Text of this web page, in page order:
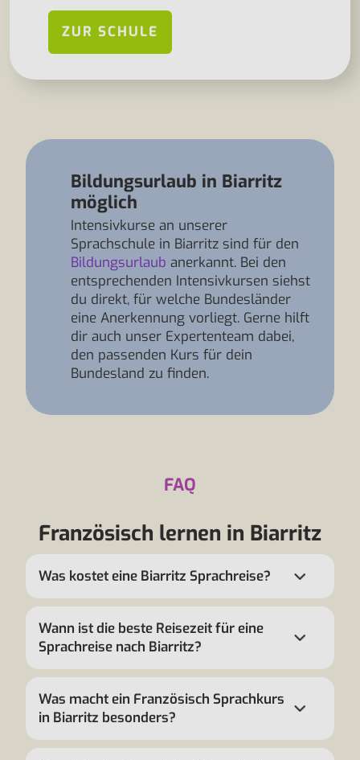
ZUR SCHULE
Bildungsurlaub in Biarritz
möglich
Intensivkurse an unserer
Sprachschule in Biarritz sind für den
Bildungsurlaub anerkannt. Bei den
entsprechenden Intensivkursen siehst
du direkt, für welche Bundesländer
eine Anerkennung vorliegt. Gerne hilft
dir auch unser Expertenteam dabei,
den passenden Kurs für dein
Bundesland zu finden.
FAQ
Französisch lernen in Biarritz
Was kostet eine Biarritz Sprachreise?
Wann ist die beste Reisezeit für eine
Sprachreise nach Biarritz?
Was macht ein Französisch Sprachkurs
in Biarritz besonders?